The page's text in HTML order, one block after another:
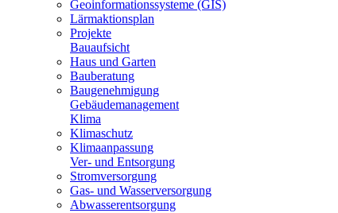
Geoinformationssysteme (GIS)
Lärmaktionsplan
Projekte
Bauaufsicht
Haus und Garten
Bauberatung
Baugenehmigung
Gebäudemanagement
Klima
Klimaschutz
Klimaanpassung
Ver- und Entsorgung
Stromversorgung
Gas- und Wasserversorgung
Abwasserentsorgung